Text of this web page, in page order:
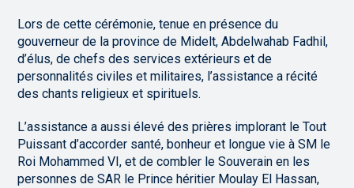
Lors de cette cérémonie, tenue en présence du
gouverneur de la province de Midelt, Abdelwahab Fadhil,
d’élus, de chefs des services extérieurs et de
personnalités civiles et militaires, l’assistance a récité
des chants religieux et spirituels.
L’assistance a aussi élevé des prières implorant le Tout
Puissant d’accorder santé, bonheur et longue vie à SM le
Roi Mohammed VI, et de combler le Souverain en les
personnes de SAR le Prince héritier Moulay El Hassan,